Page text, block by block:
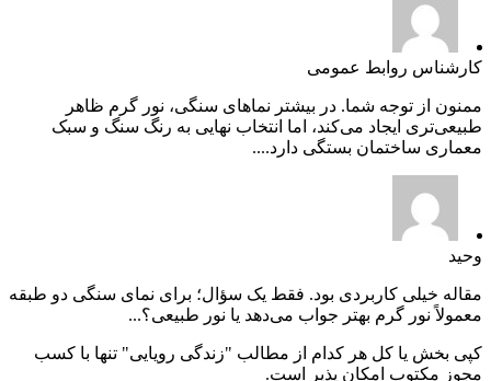
کارشناس روابط عمومی
ممنون از توجه شما. در بیشتر نماهای سنگی، نور گرم ظاهر
طبیعی‌تری ایجاد می‌کند، اما انتخاب نهایی به رنگ سنگ و سبک
معماری ساختمان بستگی دارد....
وحید
مقاله خیلی کاربردی بود. فقط یک سؤال؛ برای نمای سنگی دو طبقه
معمولاً نور گرم بهتر جواب می‌دهد یا نور طبیعی؟...
کپی بخش یا کل هر کدام از مطالب "زندگی رویایی" تنها با کسب
مجوز مکتوب امکان پذیر است.